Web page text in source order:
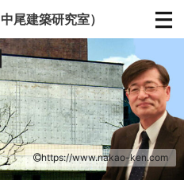
尾建築研究室）
https://www.nakao-ken.com